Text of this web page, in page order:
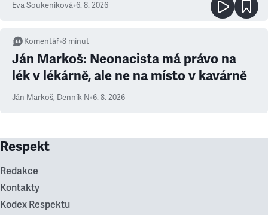
Eva Soukeníková•6. 8. 2026
Komentář•8 minut
Ján Markoš: Neonacista má právo na
lék v lékárně, ale ne na místo v kavárně
Ján Markoš, Denník N•6. 8. 2026
Respekt
Redakce
Kontakty
Kodex Respektu